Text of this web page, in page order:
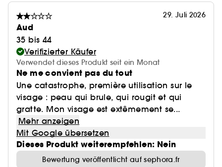
29. Juli 2026
Aud
35 bis 44
Verifizierter Käufer
Verwendet dieses Produkt seit ein Monat
Ne me convient pas du tout
Une catastrophe, première utilisation sur le
visage : peau qui brule, qui rougit et qui
gratte. Mon visage est extêmement se...
Mehr anzeigen
Mit Google übersetzen
Dieses Produkt weiterempfehlen: Nein
Bewertung veröffentlicht auf sephora.fr